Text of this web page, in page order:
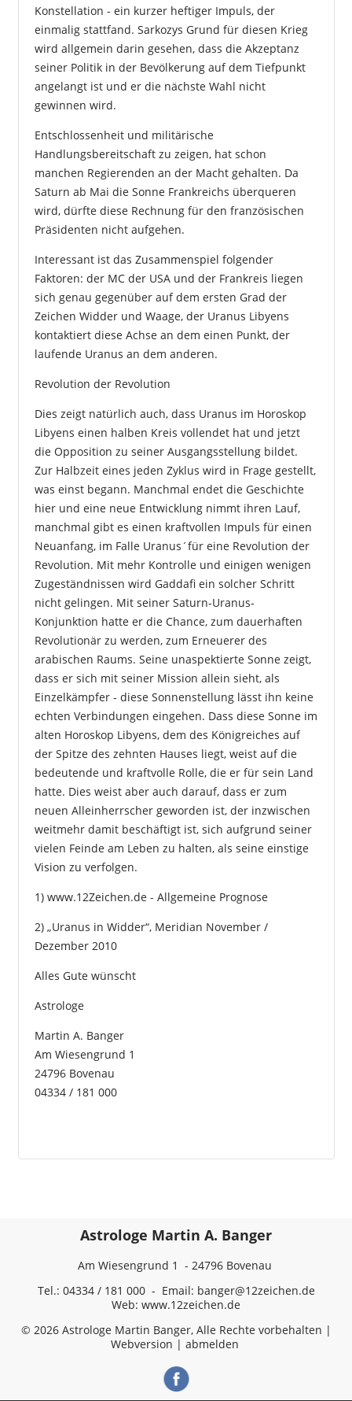
Konstellation - ein kurzer heftiger Impuls, der
einmalig stattfand. Sarkozys Grund für diesen Krieg
wird allgemein darin gesehen, dass die Akzeptanz
seiner Politik in der Bevölkerung auf dem Tiefpunkt
angelangt ist und er die nächste Wahl nicht
gewinnen wird.
Entschlossenheit und militärische
Handlungsbereitschaft zu zeigen, hat schon
manchen Regierenden an der Macht gehalten. Da
Saturn ab Mai die Sonne Frankreichs überqueren
wird, dürfte diese Rechnung für den französischen
Präsidenten nicht aufgehen.
Interessant ist das Zusammenspiel folgender
Faktoren: der MC der USA und der Frankreis liegen
sich genau gegenüber auf dem ersten Grad der
Zeichen Widder und Waage, der Uranus Libyens
kontaktiert diese Achse an dem einen Punkt, der
laufende Uranus an dem anderen.
Revolution der Revolution
Dies zeigt natürlich auch, dass Uranus im Horoskop
Libyens einen halben Kreis vollendet hat und jetzt
die Opposition zu seiner Ausgangsstellung bildet.
Zur Halbzeit eines jeden Zyklus wird in Frage gestellt,
was einst begann. Manchmal endet die Geschichte
hier und eine neue Entwicklung nimmt ihren Lauf,
manchmal gibt es einen kraftvollen Impuls für einen
Neuanfang, im Falle Uranus´für eine Revolution der
Revolution. Mit mehr Kontrolle und einigen wenigen
Zugeständnissen wird Gaddafi ein solcher Schritt
nicht gelingen. Mit seiner Saturn-Uranus-
Konjunktion hatte er die Chance, zum dauerhaften
Revolutionär zu werden, zum Erneuerer des
arabischen Raums. Seine unaspektierte Sonne zeigt,
dass er sich mit seiner Mission allein sieht, als
Einzelkämpfer - diese Sonnenstellung lässt ihn keine
echten Verbindungen eingehen. Dass diese Sonne im
alten Horoskop Libyens, dem des Königreiches auf
der Spitze des zehnten Hauses liegt, weist auf die
bedeutende und kraftvolle Rolle, die er für sein Land
hatte. Dies weist aber auch darauf, dass er zum
neuen Alleinherrscher geworden ist, der inzwischen
weitmehr damit beschäftigt ist, sich aufgrund seiner
vielen Feinde am Leben zu halten, als seine einstige
Vision zu verfolgen.
1) www.12Zeichen.de - Allgemeine Prognose
2) „Uranus in Widder“, Meridian November /
Dezember 2010
Alles Gute wünscht
Astrologe
Martin A. Banger
Am Wiesengrund 1
24796 Bovenau
04334 / 181 000
Astrologe Martin A. Banger
Am Wiesengrund 1 - 24796 Bovenau
Tel.: 04334 / 181 000 - Email: banger@12zeichen.de
Web: www.12zeichen.de
© 2026 Astrologe Martin Banger, Alle Rechte vorbehalten |
Webversion | abmelden